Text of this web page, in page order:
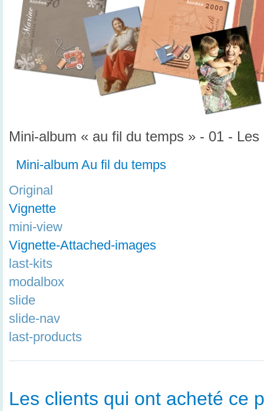
Mini-album « au fil du temps » - 01 - Les
Mini-album Au fil du temps
Original
Vignette
mini-view
Vignette-Attached-images
last-kits
modalbox
slide
slide-nav
last-products
Les clients qui ont acheté ce